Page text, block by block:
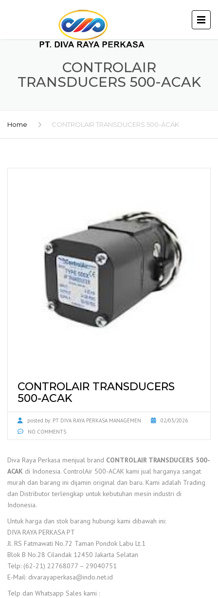
CONTROLAIR
TRANSDUCERS 500-ACAK
Home CONTROLAIR TRANSDUCERS 500-ACAK
CONTROLAIR TRANSDUCERS
500-ACAK
posted by: PT DIVA RAYA PERKASA MANAGEMEN
02/03/2026
NO COMMENTS
Diva Raya Perkasa menjual brand CONTROLAIR TRANSDUCERS 500-
ACAK di Indonesia. ControlAir 500-ACAK kami jual harganya sangat
murah dan barang ini dijamin original dan baru. Kami adalah Trading
dan Distributor terlengkap untuk kebutuhan mesin industri di
Indonesia.
Untuk harga dan stok barang hubungi kami dibawah ini:
DIVA RAYA PERKASA PT
Jl. RS Fatmawati No.72 Taman Pondok Labu Lt.1
Blok B No.28 Cilandak 12450 Jakarta Selatan
Telp: (62-21) 22768077 – 29040751
E-Mail: divarayaperkasa@indo.net.id
Telp dan Whatsapp Sales kami :